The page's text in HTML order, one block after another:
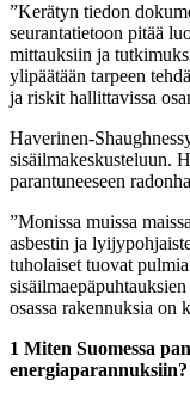
”Kerätyn tiedon
seurantatietoon pitää
mittauksiin ja
ylipäätään tarpeen
ja riskit hallittavissa
Haverinen-
sisäilmakeskusteluun.
parantuneeseen
”Monissa muissa
asbestin ja
tuholaiset tuovat
osassa rakennuksia on
1 Miten Suomessa
energiaparannuksiin?